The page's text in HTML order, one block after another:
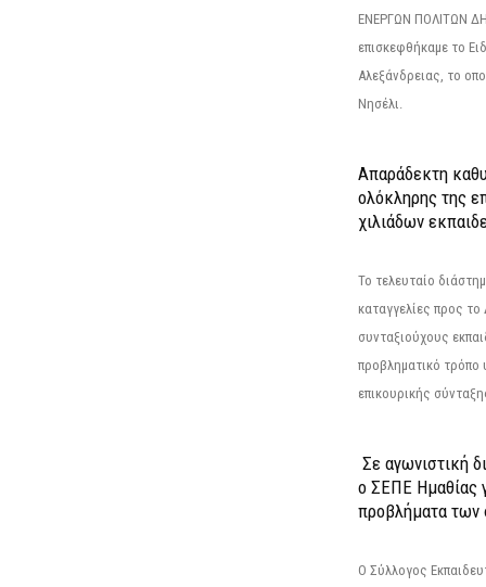
ΕΝΕΡΓΩΝ ΠΟΛΙΤΩΝ
επισκεφθήκαμε το
Αλεξάνδρειας, το
Νησέλι.
Απαράδεκτη
ολόκληρης της
χιλιάδων
Το τελευταίο
καταγγελίες προς
συνταξιούχους
προβληματικό τρόπο
επικουρικής
Σε αγωνιστική
ο ΣΕΠΕ Ημαθίας
προβλήματα των
Ο Σύλλογος